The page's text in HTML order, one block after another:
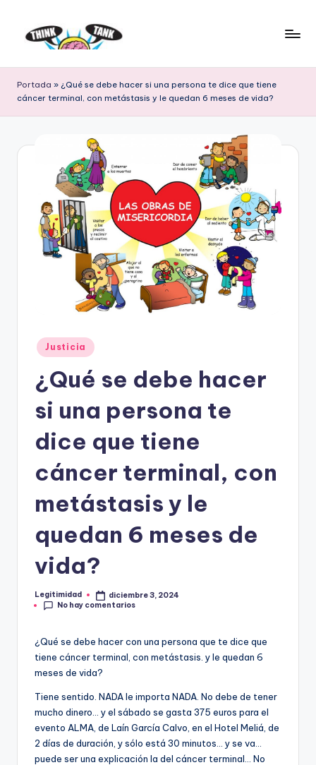
Saltar
l
P
G
M
D
A
Portada » ¿Qué se debe hacer si una persona te dice que tiene
cáncer terminal, con metástasis y le quedan 6 meses de vida?
Publicado
en
Justicia
¿Qué se debe hacer
si una persona te
dice que tiene
cáncer terminal, con
metástasis y le
quedan 6 meses de
vida?
Publicado
por
Legitimidad
diciembre 3, 2024
No hay comentarios
¿Qué se debe hacer con una persona que te dice que
tiene cáncer terminal, con metástasis. y le quedan 6
meses de vida?
Tiene sentido. NADA le importa NADA. No debe de tener
mucho dinero… y el sábado se gasta 375 euros para el
evento ALMA, de Laín García Calvo, en el Hotel Meliá, de
2 días de duración, y sólo está 30 minutos… y se va…
puede ser una explicación la del cáncer terminal… No